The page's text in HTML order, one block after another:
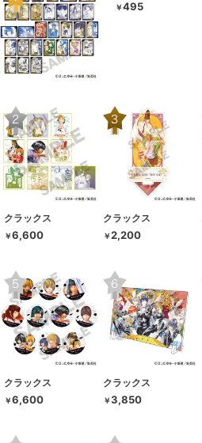
￥495
クラックス
￥6,600
クラックス
￥2,200
クラックス
￥6,600
クラックス
￥3,850